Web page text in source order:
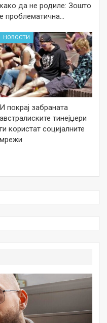
како да не родиле: Зошто
е проблематична…
НОВОСТИ
И покрај забраната
австралиските тинејџери
ги користат социјалните
мрежи